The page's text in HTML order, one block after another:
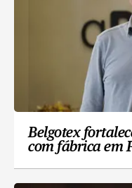
Belgotex
com fábrica em